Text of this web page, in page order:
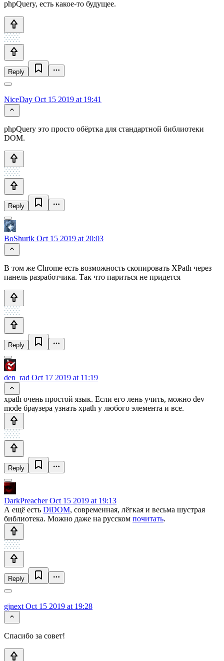
phpQuery, есть какое-то будущее.
Reply
NiceDay Oct 15 2019 at 19:41
phpQuery это просто обёртка для стандартной библиотеки
DOM.
Reply
BoShurik Oct 15 2019 at 20:03
В том же Chrome есть возможность скопировать XPath через
панель разработчика. Так что париться не придется
Reply
den_rad Oct 17 2019 at 11:19
xpath очень простой язык. Если его лень учить, можно dev
mode браузера узнать xpath у любого элемента и все.
Reply
DarkPreacherOct 15 2019 at 19:13
А ещё есть DiDOM, современная, лёгкая и весьма шустрая
библиотека. Можно даже на русском почитать.
Reply
gjnext Oct 15 2019 at 19:28
Спасибо за совет!